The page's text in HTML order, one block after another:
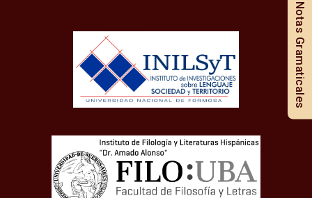
Notas Gramaticales